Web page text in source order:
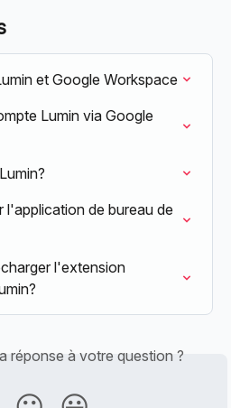
et Google Workspace
Lumin via Google
l'application de bureau de
l'extension
réponse à votre question ?